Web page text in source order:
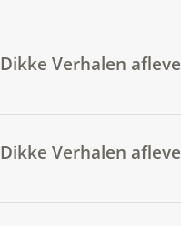
Dikke Verhalen
Dikke Verhalen